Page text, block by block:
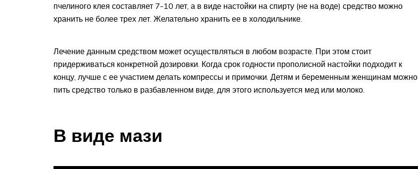
пчелиного клея составляет 7-10 лет, а в виде настойки на спирту (не на воде) средство можно
хранить не более трех лет. Желательно хранить ее в холодильнике.
Лечение данным средством может осуществляться в любом возрасте. При этом стоит
придерживаться конкретной дозировки. Когда срок годности прополисной настойки подходит к
концу, лучше с ее участием делать компрессы и примочки. Детям и беременным женщинам можно
пить средство только в разбавленном виде, для этого используется мед или молоко.
В виде мази